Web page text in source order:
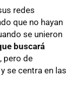
redes
que no hayan
se unieron
buscará
, pero de
se centra en las